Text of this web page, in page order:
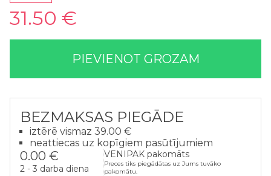
31.50 €
PIEVIENOT GROZAM
BEZMAKSAS PIEGĀDE
iztērē vismaz 39.00 €
neattiecas uz kopīgiem pasūtījumiem
0.00 €
2 - 3 darba diena
VENIPAK pakomāts
Preces tiks piegādātas uz Jums tuvāko
pakomātu.